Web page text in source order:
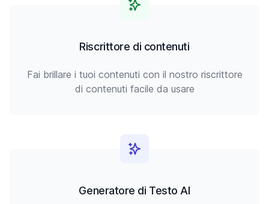
Riscrittore di contenuti
Fai brillare i tuoi contenuti con il nostro riscrittore
di contenuti facile da usare
Generatore di Testo AI